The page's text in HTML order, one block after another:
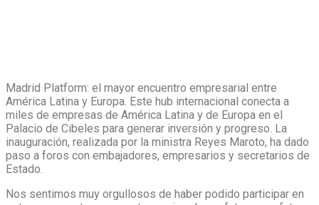
Madrid Platform: el mayor encuentro empresarial entre
América Latina y Europa. Este hub internacional conecta a
miles de empresas de América Latina y de Europa en el
Palacio de Cibeles para generar inversión y progreso. La
inauguración, realizada por la ministra Reyes Maroto, ha dado
paso a foros con embajadores, empresarios y secretarios de
Estado.
Nos sentimos muy orgullosos de haber podido participar en